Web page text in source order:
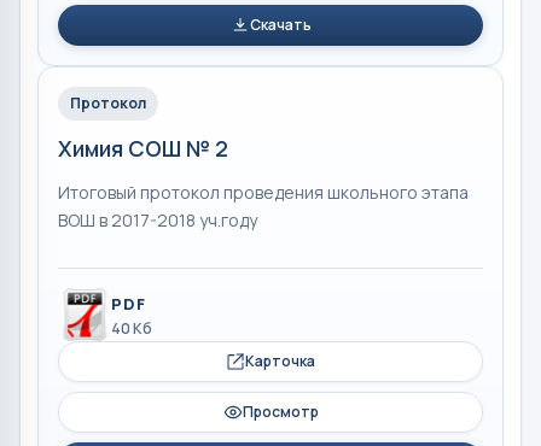
Скачать
Протокол
Химия СОШ № 2
Итоговый протокол проведения школьного этапа
ВОШ в 2017-2018 уч.году
PDF
40 Кб
Карточка
Просмотр